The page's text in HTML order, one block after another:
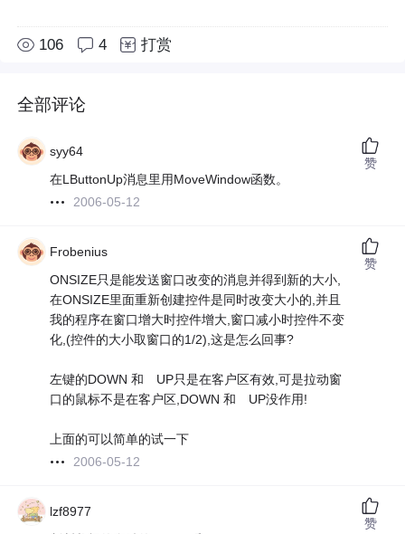
106 4 打赏
全部评论
syy64
在LButtonUp消息里用MoveWindow函数。
2006-05-12
赞
Frobenius
ONSIZE只是能发送窗口改变的消息并得到新的大小,
在ONSIZE里面重新创建控件是同时改变大小的,并且
我的程序在窗口增大时控件增大,窗口减小时控件不变
化,(控件的大小取窗口的1/2),这是怎么回事?
左键的DOWN 和 UP只是在客户区有效,可是拉动窗
口的鼠标不是在客户区,DOWN 和 UP没作用!
上面的可以简单的试一下
2006-05-12
赞
lzf8977
赞